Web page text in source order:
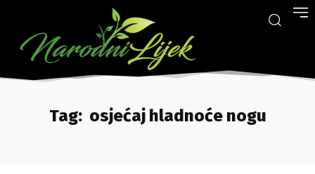
Tag: osjećaj hladnoće nogu